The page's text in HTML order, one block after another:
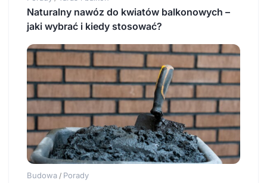
Naturalny nawóz do kwiatów balkonowych –
jaki wybrać i kiedy stosować?
Budowa / Porady